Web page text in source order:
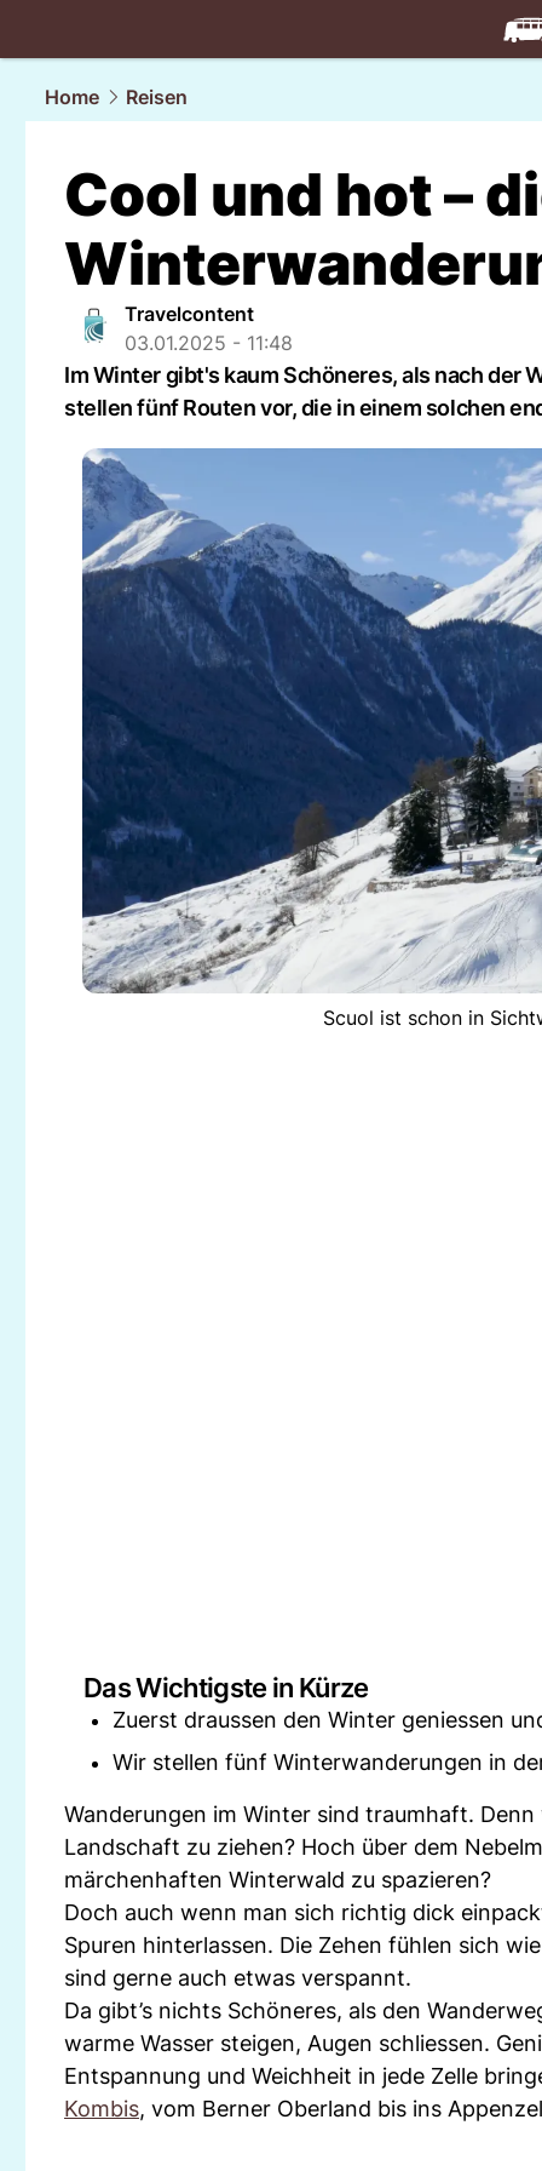
travel.
Home
Reisen
Cool und hot –
Travelcontent
03.01.2025 - 11:48
Im Winter gibt's kaum Schöneres, als nach der
stellen fünf Routen vor, die in einem solchen
Scuol ist schon in
Das Wichtigste in Kürze
Zuerst draussen den Winter geniessen
Wir stellen fünf Winterwanderungen in
Wanderungen im Winter sind traumhaft.
Landschaft zu ziehen? Hoch über dem
märchenhaften Winterwald zu spazieren?
Doch auch wenn man sich richtig dick
Spuren hinterlassen. Die Zehen fühlen sich
sind gerne auch etwas verspannt.
Da gibt’s nichts Schöneres, als den
warme Wasser steigen, Augen schliessen.
Entspannung und Weichheit in jede Zelle
Kombis, vom Berner Oberland bis ins